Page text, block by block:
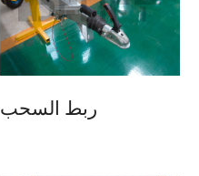
ربط السحب